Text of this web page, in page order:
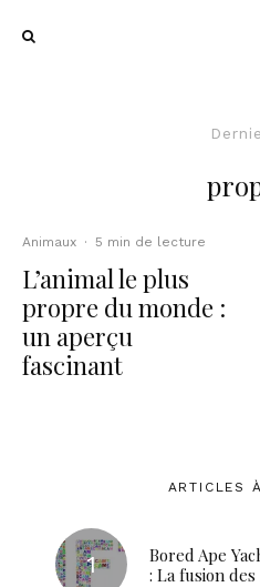
Animaux · 5 min de lecture
L’animal le plus
propre du monde :
un aperçu
fascinant
ARTICLES
Bored Ape
: La fusion